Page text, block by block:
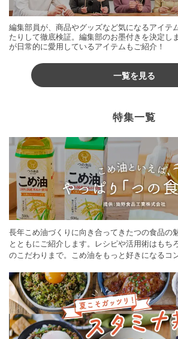
編集部員が、商品やグッズなど気になるアイテ
たりして徹底検証。編集部のお墨付きを決定し
が日常的に愛用しているアイテムもご紹介！
一覧を見る
特集一覧
長年こめ油づくりに向き合ってきたつの食品の
とともにご紹介します。レシピや活用術はもち
のこだわりまで。こめ油をもっと好きになるコ